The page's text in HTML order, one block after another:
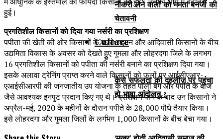
नौकरी लेने वालों को ममता बनर्जी की
चेतावनी
Culture
कैसे सफलता की दहलीज पर पहुंचा
हो भाषा आंदोलन ?
हुई।
प्रगतिशील किसानों को दिया गया नर्सरी का प्रशिक्षण
पपीता की खेती की ओर किसानों के बढ़ते रुझान और आदिवासी किसानों के बीच
उद्यमिता विकास के अवसर को देखते हुए गुमला और लोहरदगा जिले के लगभग
16 प्रगतिशील किसानों को पपीता की नर्सरी बनाने का प्रशिक्षण दिया गया।
इसके अलावा ट्रेनिंग प्राप्त करने वाले किसानों को फलों पर आईसीएआर-
एआईसीआरपी की जनजातीय उप योजना के तहत पॉली बैग और पपीते के बीज
जैसे आवश्यक इनपुट प्रदान किए गए थे। प्रशिक्षण पाने के बाद उन किसानो ने
अप्रैल-मई, 2020 के महीनों के दौरान पपीते के 28,000 पौधे तैयार किया।
इसे लोहरदगा और गुमला जिलों के लगभग 1,000 किसानों के बीच बेचा गया।